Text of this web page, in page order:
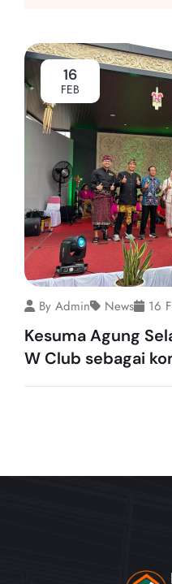
16
FEB
By Admin News 16
Kesuma Agung
W Club sebagai